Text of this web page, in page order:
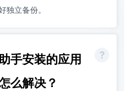
独立备份。
手安装的应用
么解决？